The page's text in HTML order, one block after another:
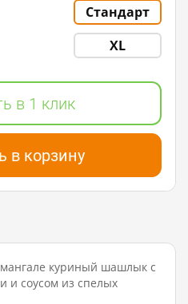
Стандарт
XL
в 1 клик
в корзину
куриный шашлык с
и соусом из спелых